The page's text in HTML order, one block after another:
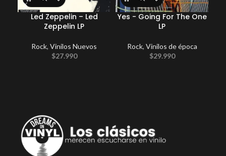
Led Zeppelin – Led
Zeppelin LP
Rock, Vinilos Nuevos
$27.990
Yes ‎- Going For The One
LP
Rock, Vinilos de época
$29.990